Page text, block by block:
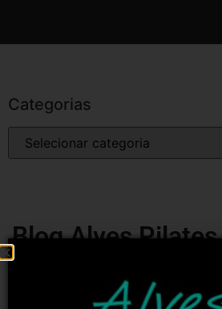
Categorias
Blog Alves
Encontre tudo sobre Pilates! As